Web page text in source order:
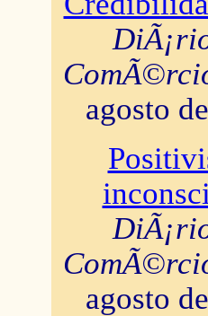
agosto
agosto